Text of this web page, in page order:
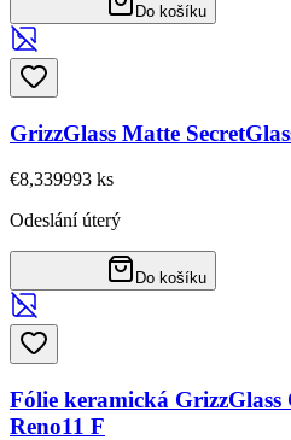
Do košíku
GrizzGlass Matte
€8,339993 ks
Odeslání úterý
Do košíku
Fólie keramická
Reno11 F